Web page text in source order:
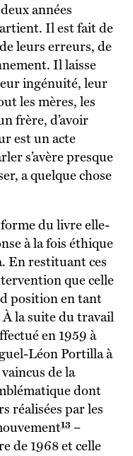
années
Il est fait de
leurs erreurs, de
Il laisse
ingénuité, leur
les mères, les
frère, d’avoir
est un acte
s’avère presque
a quelque chose
à la fois éthique
En restituant ces
que celle
position en tant
la suite du travail
en 1959 à
Léon Portilla à
de la
dont
réalisées par les
13–
de 1968 et celle